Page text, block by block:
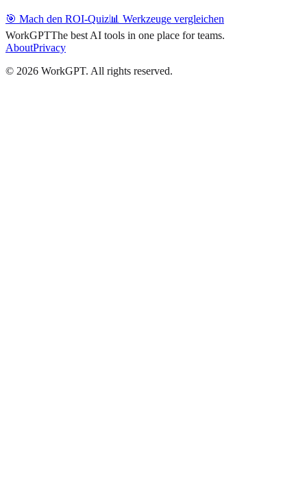
🎯 Mach den ROI-Quiz📊 Werkzeuge vergleichen
WorkGPTThe best AI tools in one place for teams.
AboutPrivacy
© 2026 WorkGPT. All rights reserved.